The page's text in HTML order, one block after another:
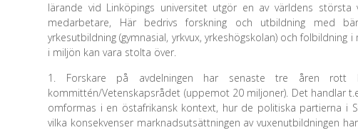
lärande vid Linköpings universitet utgör en av världens
medarbetare, Här bedrivs forskning och utbildning med
yrkesutbildning (gymnasial, yrkvux, yrkeshögskolan) och
i miljön kan vara stolta över.
1. Forskare på avdelningen har senaste tre åren rott
kommittén/Vetenskapsrådet (uppemot 20 miljoner). Det handlar
omformas i en östafrikansk kontext, hur de politiska partierna i
vilka konsekvenser marknadsutsättningen av vuxenutbildningen